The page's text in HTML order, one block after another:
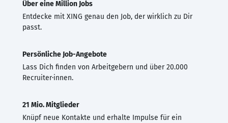
Über eine Million Jobs
Entdecke mit XING genau den Job, der wirklich zu Dir
passt.
Persönliche Job-Angebote
Lass Dich finden von Arbeitgebern und über 20.000
Recruiter·innen.
21 Mio. Mitglieder
Knüpf neue Kontakte und erhalte Impulse für ein